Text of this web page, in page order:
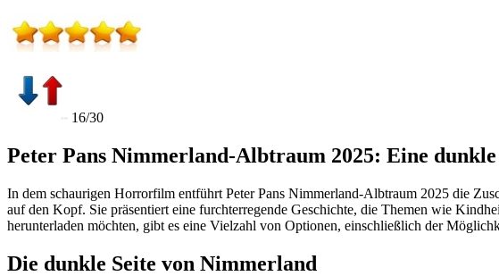
16/30
Peter Pans Nimmerland-Albtraum 2025: Eine dunkle
In dem schaurigen Horrorfilm entführt Peter Pans Nimmerland-Albtraum 2025 die
auf den Kopf. Sie präsentiert eine furchterregende Geschichte, die Themen wie
herunterladen möchten, gibt es eine Vielzahl von Optionen, einschließlich der
Die dunkle Seite von Nimmerland